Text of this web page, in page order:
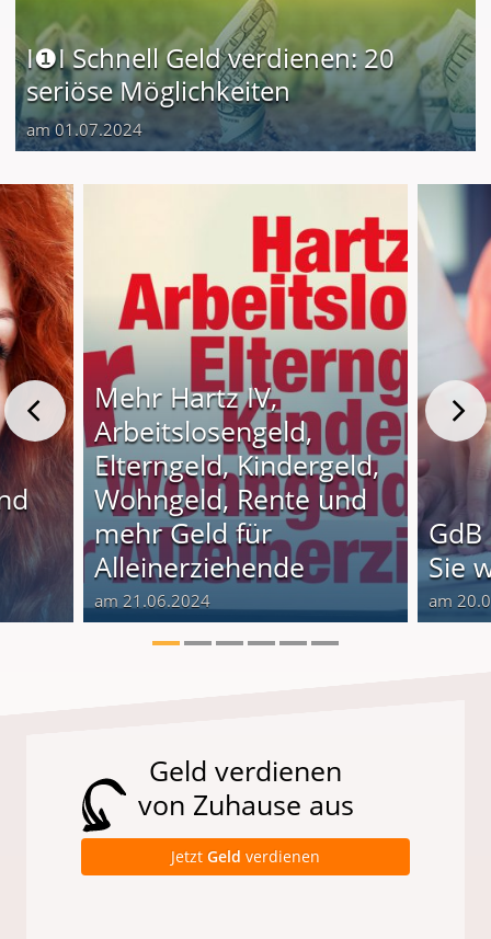
I❶I Schnell Geld verdienen: 20
seriöse Möglichkeiten
am 01.07.2024
Mehr Hartz IV,
Arbeitslosengeld,
Elterngeld, Kindergeld,
Wohngeld, Rente und
mehr Geld für
Alleinerziehende
am 21.06.2024
Sie
am
Geld verdienen
von Zuhause aus
Jetzt Geld verdienen